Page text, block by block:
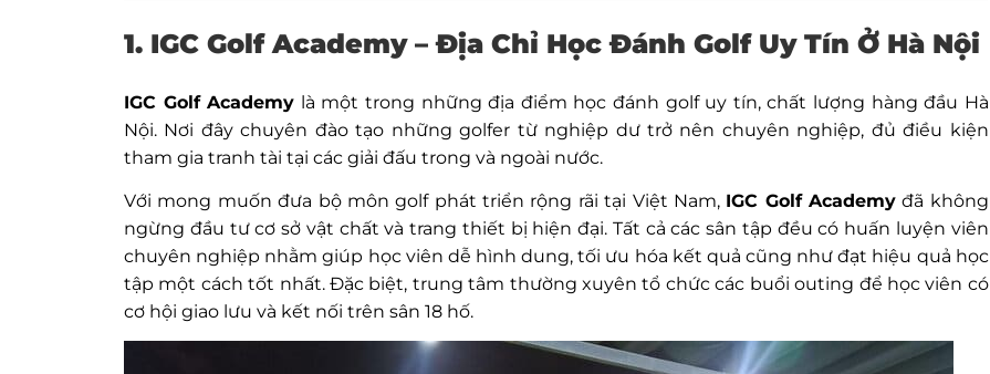
1. IGC Golf Academy – Địa Chỉ Học Đánh Golf Uy Tín Ở Hà Nội
IGC Golf Academy là một trong những địa điểm học đánh golf uy tín, chất lượng hàng đầu Hà
Nội. Nơi đây chuyên đào tạo những golfer từ nghiệp dư trở nên chuyên nghiệp, đủ điều kiện
tham gia tranh tài tại các giải đấu trong và ngoài nước.
Với mong muốn đưa bộ môn golf phát triển rộng rãi tại Việt Nam, IGC Golf Academy đã không
ngừng đầu tư cơ sở vật chất và trang thiết bị hiện đại. Tất cả các sân tập đều có huấn luyện viên
chuyên nghiệp nhằm giúp học viên dễ hình dung, tối ưu hóa kết quả cũng như đạt hiệu quả học
tập một cách tốt nhất. Đặc biệt, trung tâm thường xuyên tổ chức các buổi outing để học viên có
cơ hội giao lưu và kết nối trên sân 18 hố.